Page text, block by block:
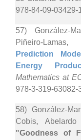
978-84-09-03429-
57) González-
Piñeiro-
Prediction
Energy
Mathematics at
978-3-319-63082-
58) González-
Cobis,
"Goodness of